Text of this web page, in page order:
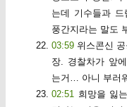
는데 기수들과
풍간지라는 말도
03:59 위스콘신
장. 경찰차가 앞
는거… 아니 부러
02:51 희망을 잃